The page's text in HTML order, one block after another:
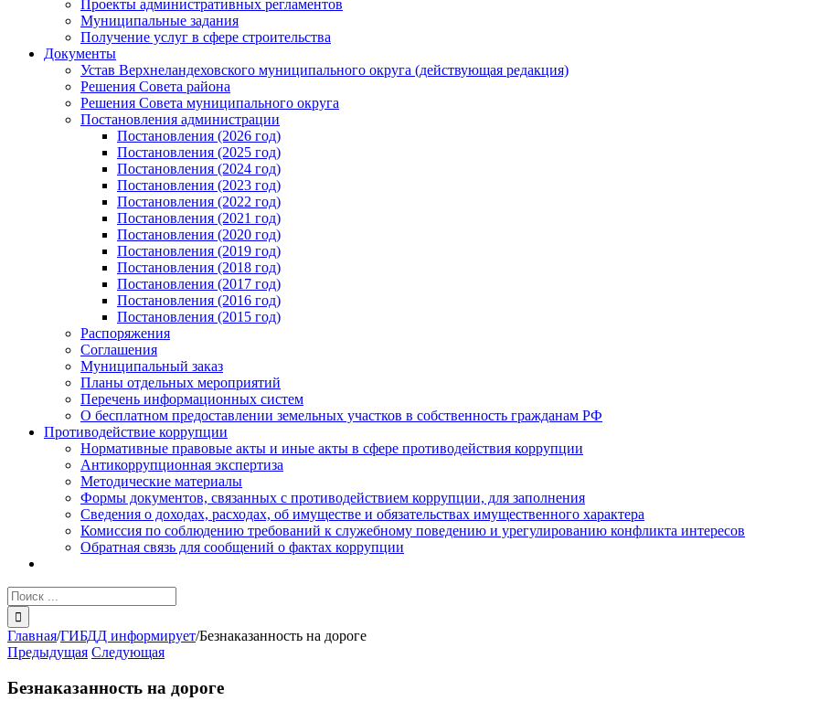
Проекты административных регламентов
Муниципальные задания
Получение услуг в сфере строительства
Документы
Устав Верхнеландеховского муниципального округа (действующая редакция)
Решения Совета района
Решения Совета муниципального округа
Постановления администрации
Постановления (2026 год)
Постановления (2025 год)
Постановления (2024 год)
Постановления (2023 год)
Постановления (2022 год)
Постановления (2021 год)
Постановления (2020 год)
Постановления (2019 год)
Постановления (2018 год)
Постановления (2017 год)
Постановления (2016 год)
Постановления (2015 год)
Распоряжения
Соглашения
Муниципальный заказ
Планы отдельных мероприятий
Перечень информационных систем
О бесплатном предоставлении земельных участков в собственность гражданам РФ
Противодействие коррупции
Нормативные правовые акты и иные акты в сфере противодействия коррупции
Антикоррупционная экспертиза
Методические материалы
Формы документов, связанных с противодействием коррупции, для заполнения
Сведения о доходах, расходах, об имуществе и обязательствах имущественного характера
Комиссия по соблюдению требований к служебному поведению и урегулированию конфликта интересов
Обратная связь для сообщений о фактах коррупции
Результат
поиска:
Главная/ГИБДД информирует/Безнаказанность на дороге
Предыдущая Следующая
Безнаказанность на дороге